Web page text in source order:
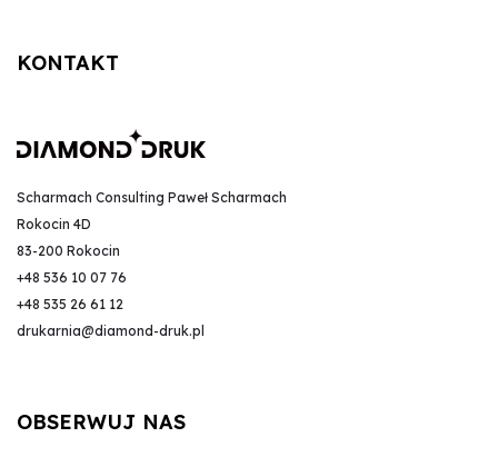
KONTAKT
Scharmach Consulting Paweł Scharmach
Rokocin 4D
83-200 Rokocin
+48 536 10 07 76
+48 535 26 61 12
drukarnia@diamond-druk.pl
OBSERWUJ NAS